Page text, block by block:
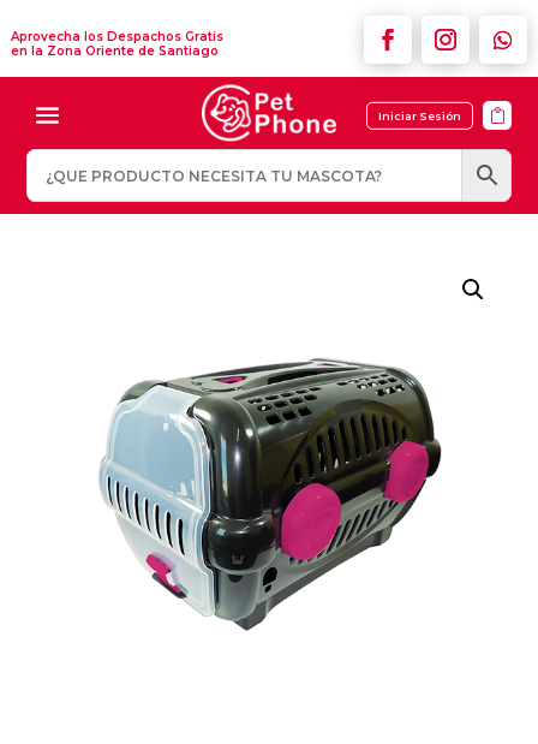
Aprovecha los Despachos Gratis
en la Zona Oriente de Santiago
Iniciar Sesión 